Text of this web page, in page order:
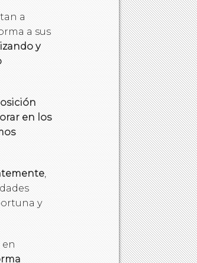
a
a sus
y
en los
,
y
en